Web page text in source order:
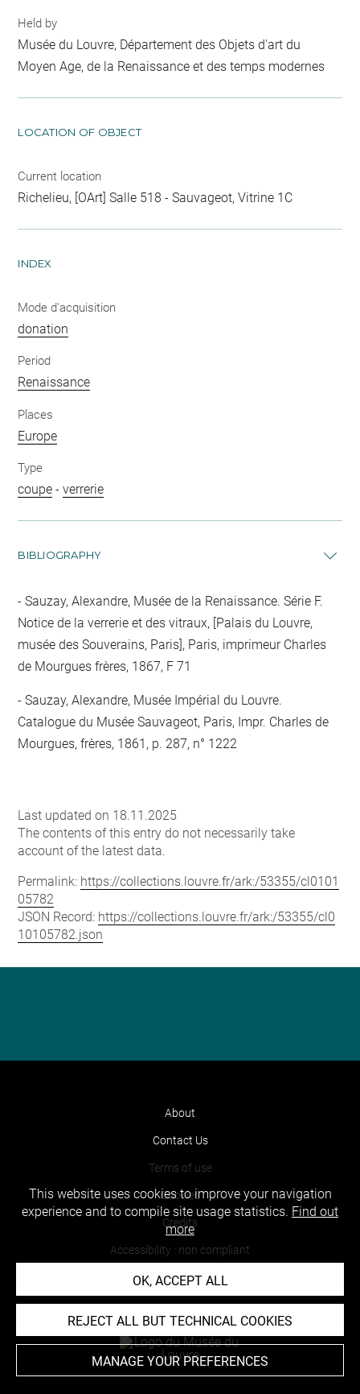
Held by
Musée du Louvre, Département des Objets d'art du
Moyen Age, de la Renaissance et des temps modernes
LOCATION OF OBJECT
Current location
Richelieu, [OArt] Salle 518 - Sauvageot, Vitrine 1C
INDEX
Mode d'acquisition
donation
Period
Renaissance
Places
Europe
Type
coupe -verrerie
BIBLIOGRAPHY
Sauzay, Alexandre, Musée de la Renaissance. Série F.
Notice de la verrerie et des vitraux, [Palais du Louvre,
musée des Souverains, Paris], Paris, imprimeur Charles
de Mourgues frères, 1867, F 71
Sauzay, Alexandre, Musée Impérial du Louvre.
Catalogue du Musée Sauvageot, Paris, Impr. Charles de
Mourgues, frères, 1861, p. 287, n° 1222
Last updated on 18.11.2025
The contents of this entry do not necessarily take
account of the latest data.
Permalink: https://collections.louvre.fr/ark:/53355/cl0101
05782
JSON Record: https://collections.louvre.fr/ark:/53355/cl0
10105782.json
About
Contact Us
Terms of use
Cookies
Credits
Accessibility : non compliant
This website uses cookies to improve your navigation
experience and to compile site usage statistics. Find out
more
OK, ACCEPT ALL
REJECT ALL BUT TECHNICAL COOKIES
MANAGE YOUR PREFERENCES